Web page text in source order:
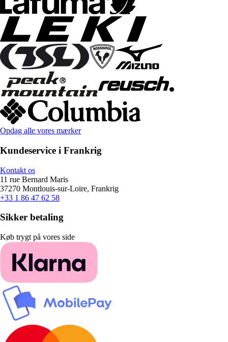
Opdag alle vores mærker
Kundeservice i Frankrig
Kontakt os
11 rue Bernard Maris
37270 Montlouis-sur-Loire, Frankrig
+33 1 86 47 62 58
Sikker betaling
Køb trygt på vores side